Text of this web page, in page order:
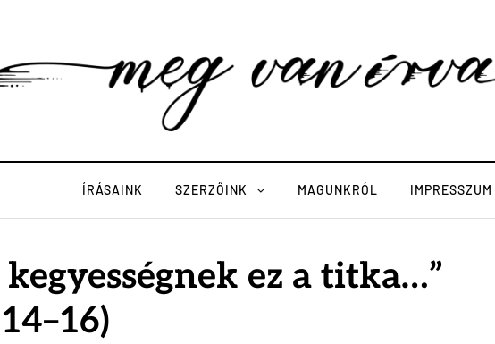
ÍRÁSAINK SZERZŐINK MAGUNKRÓL IMPRESSZUM
ez a titka…”